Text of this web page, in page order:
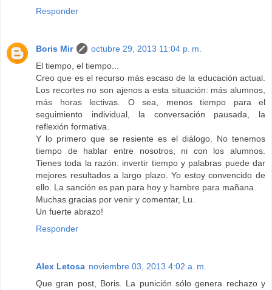
Responder
Boris Mir
octubre 29, 2013 11:04 p. m.
El tiempo, el tiempo...
Creo que es el recurso más escaso de la educación actual.
Los recortes no son ajenos a esta situación: más alumnos,
más horas lectivas. O sea, menos tiempo para el
seguimiento individual, la conversación pausada, la
reflexión formativa.
Y lo primero que se resiente es el diálogo. No tenemos
tiempo de hablar entre nosotros, ni con los alumnos.
Tienes toda la razón: invertir tiempo y palabras puede dar
mejores resultados a largo plazo. Yo estoy convencido de
ello. La sanción es pan para hoy y hambre para mañana.
Muchas gracias por venir y comentar, Lu.
Un fuerte abrazo!
Responder
Alex Letosa noviembre 03, 2013 4:02 a. m.
Que gran post, Boris. La punición sólo genera rechazo y